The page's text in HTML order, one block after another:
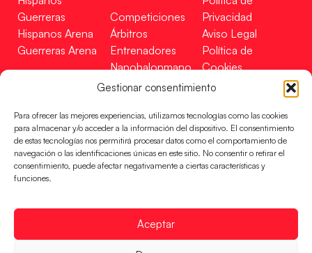
Gestionar consentimiento
Para ofrecer las mejores experiencias, utilizamos tecnologías como las cookies
para almacenar y/o acceder a la información del dispositivo. El consentimiento
de estas tecnologías nos permitirá procesar datos como el comportamiento de
navegación o las identificaciones únicas en este sitio. No consentir o retirar el
consentimiento, puede afectar negativamente a ciertas características y
funciones.
Aceptar
Guerreras
Hispanos Arena
Guerreras Arena
Competiciones
Árbitros
Entrenadores
Nanobalonmano
Tienda
Privacidad
Aviso Legal
Política de
Cookies
Mapa Web
Incidencias
CONTACTO
EN
FINANCIADO